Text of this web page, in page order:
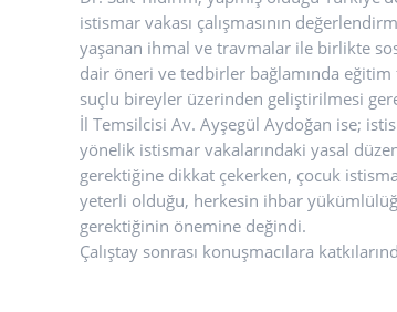
istismar vakası çalışmasının
yaşanan ihmal ve travmalar ile birlikte
dair öneri ve tedbirler bağlamında
suçlu bireyler üzerinden geliştirilmesi
İl Temsilcisi Av. Ayşegül Aydoğan ise;
yönelik istismar vakalarındaki yasal
gerektiğine dikkat çekerken, çocuk
yeterli olduğu, herkesin ihbar
gerektiğinin önemine değindi.
Çalıştay sonrası konuşmacılara